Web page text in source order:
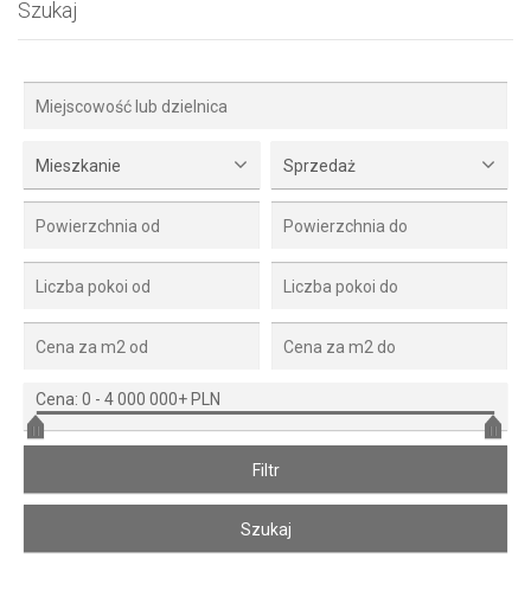
Szukaj
Mieszkanie Sprzedaż
Cena: 0 - 4 000 000+ PLN